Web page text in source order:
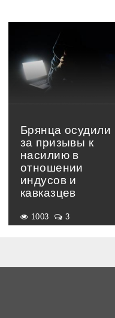
Брянца осудили
за призывы к
насилию в
отношении
индусов и
кавказцев
1003 3